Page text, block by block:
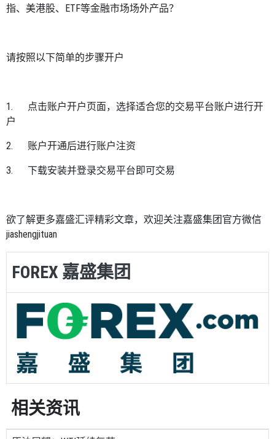
指、美港股、 ETF等金融市场场外产品？
请按照以下简单的步骤开户
1. 点击账户开户页面，选择适合您的交易平台账户进行开
户
2. 账户开通后进行账户注资
3. 下载安装并登录交易平台即可交易
欲了解更多嘉盛汇评精彩文章，欢迎关注嘉盛集团官方微信
jiashengjituan
FOREX 嘉盛集团
相关资讯